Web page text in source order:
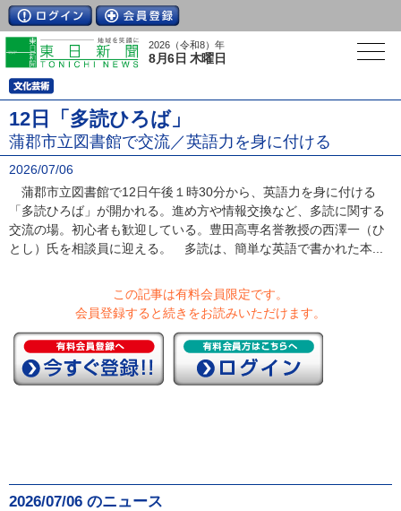
2026（令和8）年
8月6日 木曜日
12日「多読ひろば」
蒲郡市立図書館で交流／英語力を身に付ける
2026/07/06
蒲郡市立図書館で12日午後１時30分から、英語力を身に付ける
「多読ひろば」が開かれる。進め方や情報交換など、多読に関する
交流の場。初心者も歓迎している。豊田高専名誉教授の西澤一（ひ
とし）氏を相談員に迎える。 多読は、簡単な英語で書かれた本...
この記事は有料会員限定です。
会員登録すると続きをお読みいただけます。
2026/07/06 のニュース